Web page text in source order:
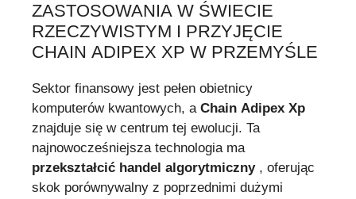
ZASTOSOWANIA W ŚWIECIE
RZECZYWISTYM I PRZYJĘCIE
CHAIN ADIPEX XP W PRZEMYŚLE
Sektor finansowy jest pełen obietnicy
komputerów kwantowych, a Chain Adipex Xp
znajduje się w centrum tej ewolucji. Ta
najnowocześniejsza technologia ma
przekształcić handel algorytmiczny, oferując
skok porównywalny z poprzednimi dużymi